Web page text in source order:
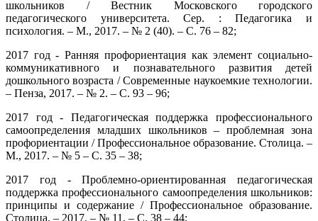
школьников / Вестник Московского городского
педагогического университета. Сер. : Педагогика и
психология. – М., 2017. – № 2 (40). – С. 76 – 82;
2017 год - Ранняя профориентация как элемент социально-
коммуникативного и познавательного развития детей
дошкольного возраста / Современные наукоемкие технологии.
– Пенза, 2017. – № 2. – С. 93 – 96;
2017 год - Педагогическая поддержка профессионального
самоопределения младших школьников – проблемная зона
профориентации / Профессиональное образование. Столица. –
М., 2017. – № 5 – С. 35 – 38;
2017 год - Проблемно-ориентированная педагогическая
поддержка профессионального самоопределения школьников:
принципы и содержание / Профессиональное образование.
Столица. – 2017. – № 11. – С. 38 – 44;